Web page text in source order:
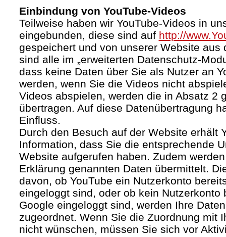
Einbindung von YouTube-Videos
Teilweise haben wir YouTube-Videos in
eingebunden, diese sind auf http://
gespeichert und von unserer Website aus
sind alle im „erweiterten Datenschutz-
dass keine Daten über Sie als Nutzer an
werden, wenn Sie die Videos nicht
Videos abspielen, werden die in Absatz 2
übertragen. Auf diese Datenübertragung
Einfluss.
Durch den Besuch auf der Website erhält
Information, dass Sie die entsprechende
Website aufgerufen haben. Zudem
Erklärung genannten Daten übermittelt.
davon, ob YouTube ein Nutzerkonto
eingeloggt sind, oder ob kein Nutzerkonto
Google eingeloggt sind, werden Ihre
zugeordnet. Wenn Sie die Zuordnung mit
nicht wünschen, müssen Sie sich vor